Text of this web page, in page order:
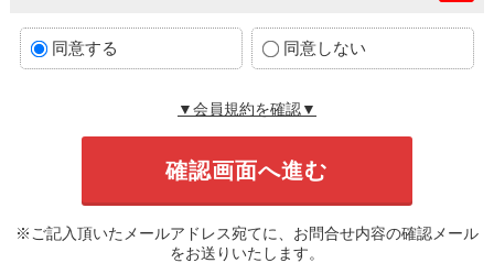
同意する 同意しない
▼会員規約を確認▼
※ご記入頂いたメールアドレス宛てに、お問合せ内容の確認メール
をお送りいたします。